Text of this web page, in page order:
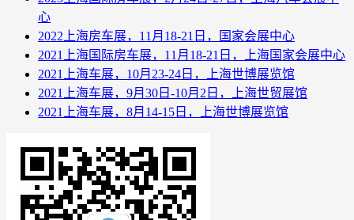
心
2022上海房车展，11月18-21日，国家会展中心
2021上海国际房车展，11月18-21日，上海国家会展中心
2021上海车展，10月23-24日，上海世博展览馆
2021上海车展，9月30日-10月2日，上海世贸展馆
2021上海车展，8月14-15日，上海世博展览馆